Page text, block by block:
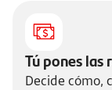
Tú pones las
Decide cómo,